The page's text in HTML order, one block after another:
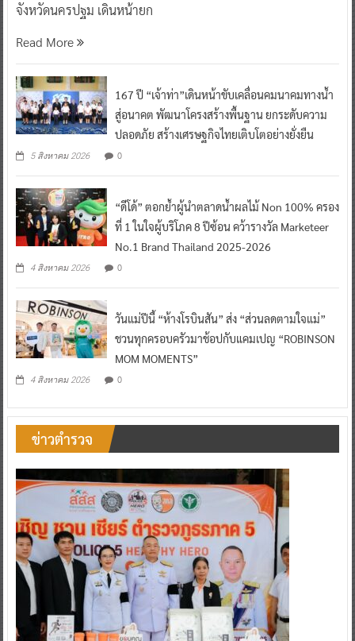
จังหวัดนครปฐม เดินหน้ายก
Read More
167 ปี “เจ้าท่า”เดินหน้าขับเคลื่อนคมนาคมทางน้ำ
สู่อนาคต พัฒนาโครงสร้างพื้นฐาน ยกระดับความ
ปลอดภัย สร้างเศรษฐกิจไทยเติบโตอย่างยั่งยืน
5 สิงหาคม 2026 0
“ดีโด้” ตอกย้ำผู้นำตลาดน้ำผลไม้ Non 100% ครอง
ที่ 1 ในใจผู้บริโภค 8 ปีซ้อน คว้ารางวัล Marketeer
No.1 Brand Thailand 2025-2026
4 สิงหาคม 2026 0
วันแม่ปีนี้ “ห้างโรบินสัน” ส่ง “ส่วนลดตามใจแม่”
ชวนทุกครอบครัวมาช้อปกับแคมเปญ “ROBINSON
MOM MOMENTS”
4 สิงหาคม 2026 0
ข่าวตำรวจ